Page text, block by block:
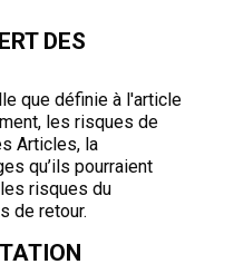
DES
que définie à l'article
les risques de
Articles, la
qu’ils pourraient
risques du
de retour.